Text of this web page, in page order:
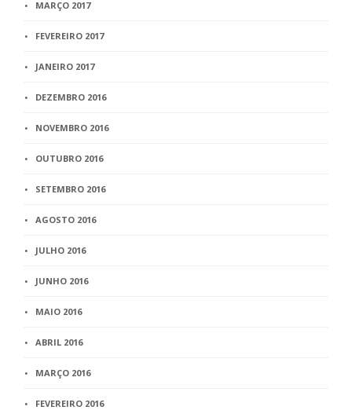
MARÇO 2017
FEVEREIRO 2017
JANEIRO 2017
DEZEMBRO 2016
NOVEMBRO 2016
OUTUBRO 2016
SETEMBRO 2016
AGOSTO 2016
JULHO 2016
JUNHO 2016
MAIO 2016
ABRIL 2016
MARÇO 2016
FEVEREIRO 2016